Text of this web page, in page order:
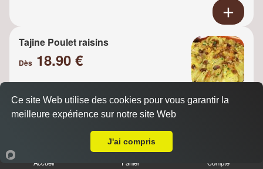
Tajine Poulet raisins
Dès 18.90 €
Oignons
Accueil Panier Compte
Ce site Web utilise des cookies pour vous garantir la
meilleure expérience sur notre site Web
J'ai compris